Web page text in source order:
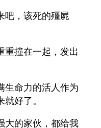
吧，该死的殭屍
重撞在一起，发出
生命力的活人作为
好了。
大的家伙，都给我